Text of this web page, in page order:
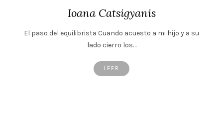
Ioana Catsigyanis
El paso del equilibrista Cuando acuesto a mi hijo y a su
lado cierro los…
LEER